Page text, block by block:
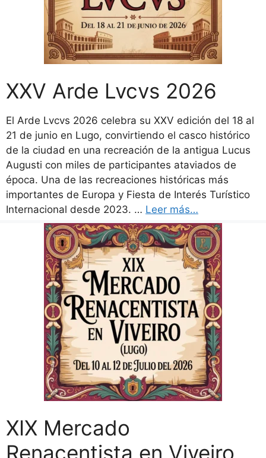
XXV Arde Lvcvs 2026
El Arde Lvcvs 2026 celebra su XXV edición del 18 al
21 de junio en Lugo, convirtiendo el casco histórico
de la ciudad en una recreación de la antigua Lucus
Augusti con miles de participantes ataviados de
época. Una de las recreaciones históricas más
importantes de Europa y Fiesta de Interés Turístico
Internacional desde 2023. … Leer más…
XIX Mercado
Renacentista en Viveiro